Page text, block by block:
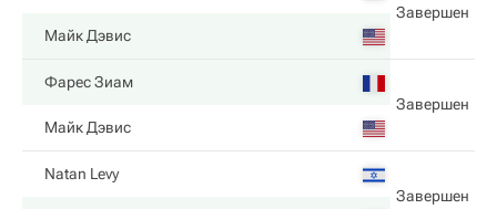
Завершен
Майк Дэвис
Фарес Зиам
Завершен
Майк Дэвис
Natan Levy
Завершен